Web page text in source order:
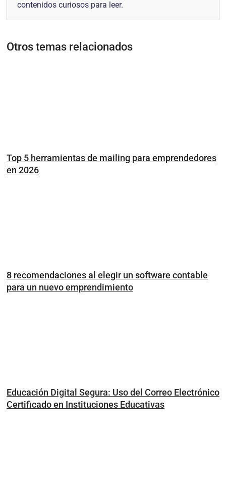
contenidos curiosos para leer.
Otros temas relacionados
Top 5 herramientas de mailing para emprendedores
en 2026
8 recomendaciones al elegir un software contable
para un nuevo emprendimiento
Educación Digital Segura: Uso del Correo Electrónico
Certificado en Instituciones Educativas